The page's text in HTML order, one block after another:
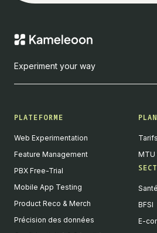
Experiment your way
PLATEFORME
Web Experimentation
Feature Management
PBX Free-Trial
Mobile App Testing
Product Reco & Merch
Précision des données
Tarifs
MTU
Santé
BFSI
E-